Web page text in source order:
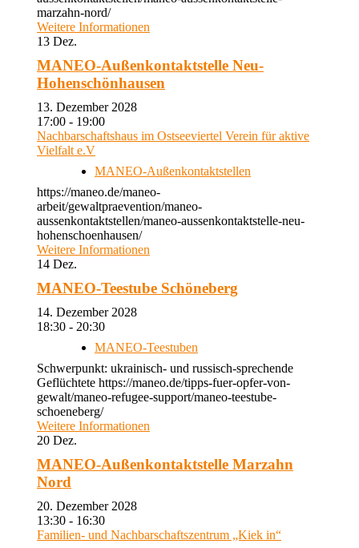
marzahn-nord/
Weitere Informationen
13 Dez.
MANEO-Außenkontaktstelle Neu-
Hohenschönhausen
13. Dezember 2028
17:00 - 19:00
Nachbarschaftshaus im Ostseeviertel Verein für aktive
Vielfalt e.V
MANEO-Außenkontaktstellen
https://maneo.de/maneo-
arbeit/gewaltpraevention/maneo-
aussenkontaktstellen/maneo-aussenkontaktstelle-neu-
hohenschoenhausen/
Weitere Informationen
14 Dez.
MANEO-Teestube Schöneberg
14. Dezember 2028
18:30 - 20:30
MANEO-Teestuben
Schwerpunkt: ukrainisch- und russisch-sprechende
Geflüchtete https://maneo.de/tipps-fuer-opfer-von-
gewalt/maneo-refugee-support/maneo-teestube-
schoeneberg/
Weitere Informationen
20 Dez.
MANEO-Außenkontaktstelle Marzahn
Nord
20. Dezember 2028
13:30 - 16:30
Familien- und Nachbarschaftszentrum „Kiek in“